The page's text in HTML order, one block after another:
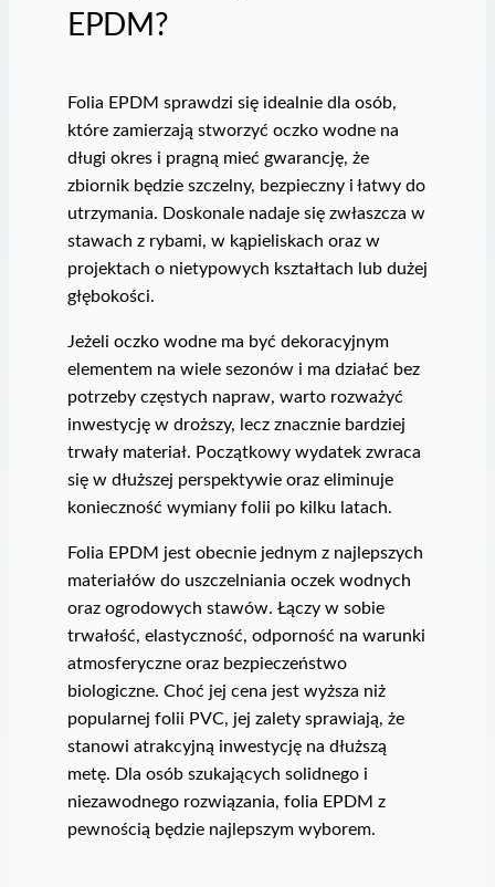
EPDM?
Folia EPDM sprawdzi się idealnie dla osób,
które zamierzają stworzyć oczko wodne na
długi okres i pragną mieć gwarancję, że
zbiornik będzie szczelny, bezpieczny i łatwy do
utrzymania. Doskonale nadaje się zwłaszcza w
stawach z rybami, w kąpieliskach oraz w
projektach o nietypowych kształtach lub dużej
głębokości.
Jeżeli oczko wodne ma być dekoracyjnym
elementem na wiele sezonów i ma działać bez
potrzeby częstych napraw, warto rozważyć
inwestycję w droższy, lecz znacznie bardziej
trwały materiał. Początkowy wydatek zwraca
się w dłuższej perspektywie oraz eliminuje
konieczność wymiany folii po kilku latach.
Folia EPDM jest obecnie jednym z najlepszych
materiałów do uszczelniania oczek wodnych
oraz ogrodowych stawów. Łączy w sobie
trwałość, elastyczność, odporność na warunki
atmosferyczne oraz bezpieczeństwo
biologiczne. Choć jej cena jest wyższa niż
popularnej folii PVC, jej zalety sprawiają, że
stanowi atrakcyjną inwestycję na dłuższą
metę. Dla osób szukających solidnego i
niezawodnego rozwiązania, folia EPDM z
pewnością będzie najlepszym wyborem.